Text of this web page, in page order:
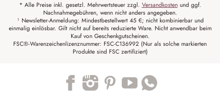
* Alle Preise inkl. gesetzl. Mehrwertsteuer zzgl. Versandkostenund ggf.
Nachnahmegebühren, wenn nicht anders angegeben.
¹ Newsletter-Anmeldung: Mindestbestellwert 45 €; nicht kombinierbar und
einmalig einlösbar. Gilt nicht auf bereits reduzierte Ware. Nicht anwendbar beim
Kauf von Geschenkgutscheinen.
FSC®-Warenzeichenlizenznummer: FSC-C136992 (Nur als solche markierten
Produkte sind FSC zertifiziert)